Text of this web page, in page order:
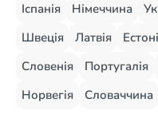
Іспанія
Німеччина
Швеція
Латвія
Словенія
Португалія
Норвегія
Словаччина